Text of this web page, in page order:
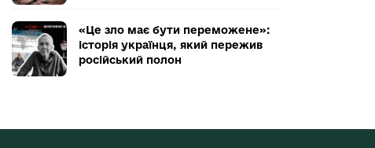
«Це зло має бути переможене»:
історія українця, який пережив
російський полон